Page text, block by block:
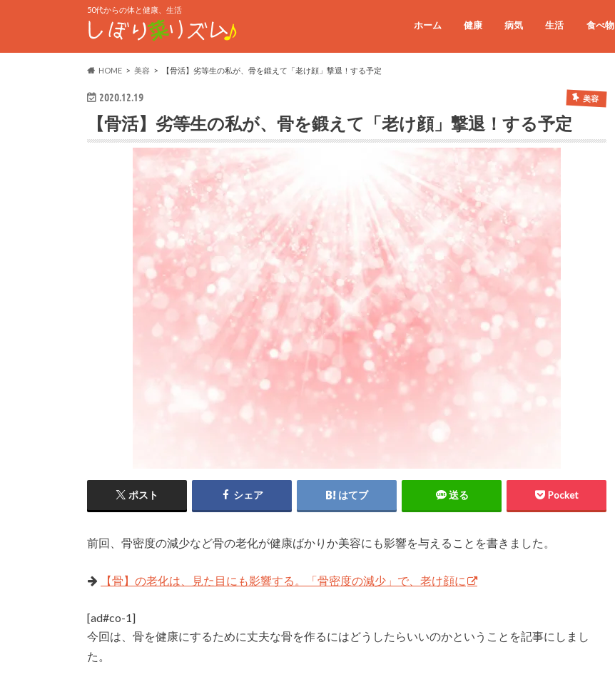
50代からの体と健康、生活
ホーム 健康 病気 生活 食べ物
HOME 美容 【骨活】劣等生の私が、骨を鍛えて「老け顔」撃退！する予定
2020.12.19 美容
【骨活】劣等生の私が、骨を鍛えて「老け顔」撃退！する予定
ポスト シェア はてブ 送る Pocket
前回、骨密度の減少など骨の老化が健康ばかりか美容にも影響を与えることを書きました。
【骨】の老化は、見た目にも影響する。「骨密度の減少」で、老け顔に
[ad#co-1]
今回は、骨を健康にするために丈夫な骨を作るにはどうしたらいいのかということを記事にしまし
た。